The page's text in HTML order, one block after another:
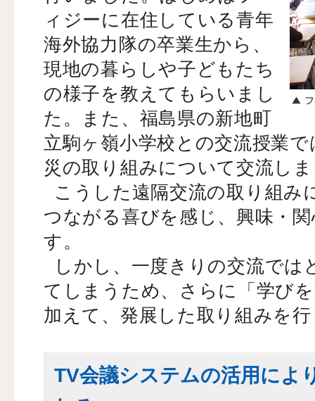
ィジーに在住している青年
海外協力隊の卒業生から、
現地の暮らしや子どもたち
の様子を教えてもらいまし
た。また、福島県の新地町
立駒ヶ嶺小学校との交流授業
災の取り組みについて交流し
こうした遠隔交流の取り組み
つながる喜びを感じ、興味・
す。
しかし、一度きりの交流では
てしまうため、さらに「学び
加えて、発展した取り組みを
TV会議システムの活用によ